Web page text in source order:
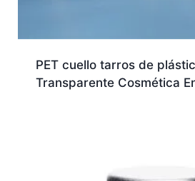
PET cuello tarros de
Transparente Cosmética